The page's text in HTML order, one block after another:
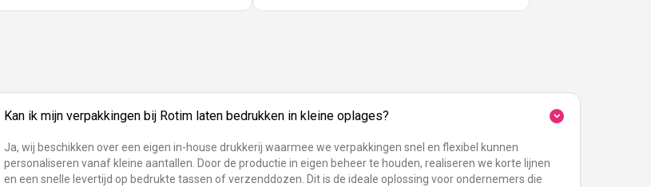
Kan ik mijn verpakkingen bij Rotim laten bedrukken in kleine oplages?
Ja, wij beschikken over een eigen in-house drukkerij waarmee we verpakkingen snel en flexibel kunnen
personaliseren vanaf kleine aantallen. Door de productie in eigen beheer te houden, realiseren we korte lijnen
en een snelle levertijd op bedrukte tassen of verzenddozen. Dit is de ideale oplossing voor ondernemers die